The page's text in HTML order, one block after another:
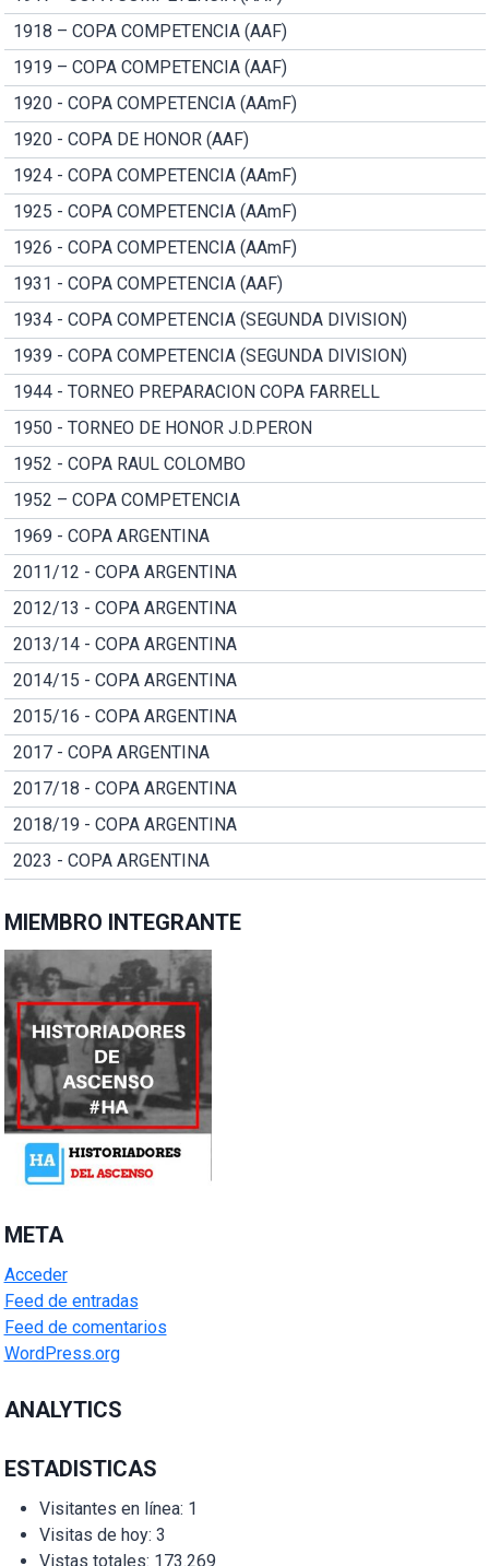
1918 – COPA COMPETENCIA (AAF)
1919 – COPA COMPETENCIA (AAF)
1920 - COPA COMPETENCIA (AAmF)
1920 - COPA DE HONOR (AAF)
1924 - COPA COMPETENCIA (AAmF)
1925 - COPA COMPETENCIA (AAmF)
1926 - COPA COMPETENCIA (AAmF)
1931 - COPA COMPETENCIA (AAF)
1934 - COPA COMPETENCIA (SEGUNDA DIVISION)
1939 - COPA COMPETENCIA (SEGUNDA DIVISION)
1944 - TORNEO PREPARACION COPA FARRELL
1950 - TORNEO DE HONOR J.D.PERON
1952 - COPA RAUL COLOMBO
1952 – COPA COMPETENCIA
1969 - COPA ARGENTINA
2011/12 - COPA ARGENTINA
2012/13 - COPA ARGENTINA
2013/14 - COPA ARGENTINA
2014/15 - COPA ARGENTINA
2015/16 - COPA ARGENTINA
2017 - COPA ARGENTINA
2017/18 - COPA ARGENTINA
2018/19 - COPA ARGENTINA
2023 - COPA ARGENTINA
MIEMBRO INTEGRANTE
META
Acceder
Feed de entradas
Feed de comentarios
WordPress.org
ANALYTICS
ESTADISTICAS
Visitantes en línea: 1
Visitas de hoy: 3
Vistas totales: 173.269